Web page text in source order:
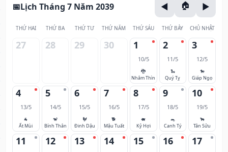
Lịch Tháng 7 Năm 2039
THỨ HAI THỨ BA THỨ TƯ THỨ NĂM THỨ SÁU THỨ BẢY CHỦ NHẬT
27 28 29 30 1
10/5
🐉
Nhâm Thìn
2
11/5
🐍
Quý Tỵ
3
12/5
🐎
Giáp Ngọ
4
13/5
🐐
Ất Mùi
5
14/5
🐒
Bính Thân
6
15/5
🐓
Đinh Dậu
7
16/5
🐕
Mậu Tuất
8
17/5
🐖
Kỷ Hợi
9
18/5
🐀
Canh Tý
10
19/5
🐂
Tân Sửu
11 12 13 14 15 16 17